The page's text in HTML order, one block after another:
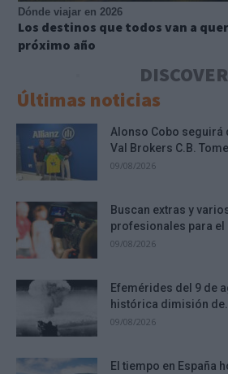
Dónde viajar en 2026
Los destinos que todos van a
próximo año
Últimas noticias
Alonso Cobo seguirá
Val Brokers C.B.
09/08/2026
Buscan extras y
profesionales para el
09/08/2026
Efemérides del 9 de
histórica dimisión de...
09/08/2026
El tiempo en España